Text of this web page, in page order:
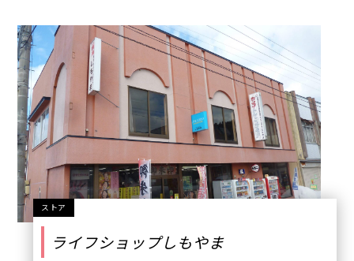
いただきます。
ストア
ライフショップしもやま